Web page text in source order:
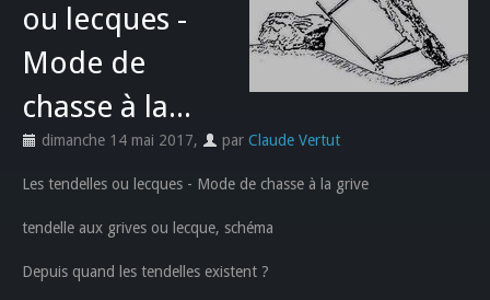
ou lecques -
Mode de
chasse à la...
dimanche 14 mai 2017, par Claude Vertut
Les tendelles ou lecques - Mode de chasse à la grive
tendelle aux grives ou lecque, schéma
Depuis quand les tendelles existent ?